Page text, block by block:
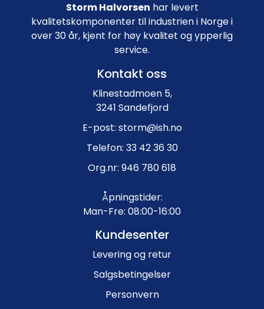
Storm Halvorsen har levert
kvalitetskomponenter til industrien i Norge i
over 30 år, kjent for høy kvalitet og ypperlig
service.
Kontakt oss
Klinestadmoen 5,
3241 Sandefjord
E-post: storm@ish.no
Telefon: 33 42 36 30
Org.nr: 946 780 618
Åpningstider:
Man-Fre: 08:00-16:00
Kundesenter
Levering og retur
Salgsbetingelser
Personvern